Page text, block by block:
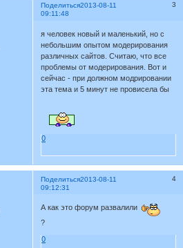
Поделиться 3
2013-08-11
09:11:48
я человек новый и маленький, но с
небольшим опытом модерирования
различных сайтов. Считаю, что все
проблемы от модерирования. Вот и
сейчас - при должном модрировании
эта тема и 5 минут не провисела бы
0
Поделиться 4
2013-08-11
09:12:31
А как это форум развалили
?
0